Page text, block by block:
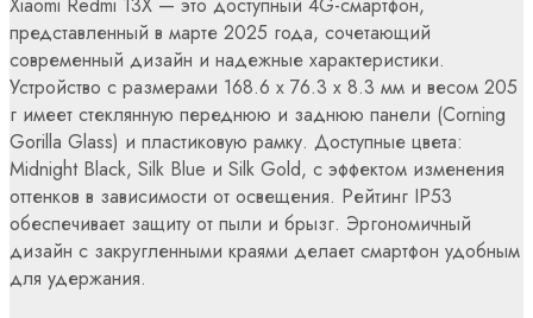
представленный в марте 2025 года, сочетающий
современный дизайн и надежные характеристики.
Устройство с размерами 168.6 x 76.3 x 8.3 мм и весом 205
г имеет стеклянную переднюю и заднюю панели (Corning
Gorilla Glass) и пластиковую рамку. Доступные цвета:
Midnight Black, Silk Blue и Silk Gold, с эффектом изменения
оттенков в зависимости от освещения. Рейтинг IP53
обеспечивает защиту от пыли и брызг. Эргономичный
дизайн с закругленными краями делает смартфон удобным
для удержания.